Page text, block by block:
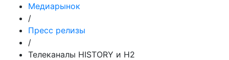
Медиарынок
/
Пресс релизы
/
Телеканалы HISTORY и H2